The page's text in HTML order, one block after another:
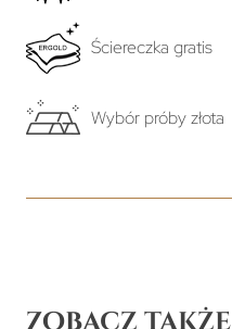
Ściereczka gratis
Wybór próby złota